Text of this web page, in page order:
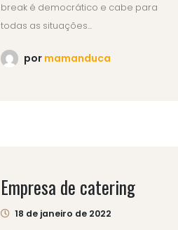
break é democrático e cabe para
todas as situações...
por mamanduca
Empresa de catering
18 de janeiro de 2022